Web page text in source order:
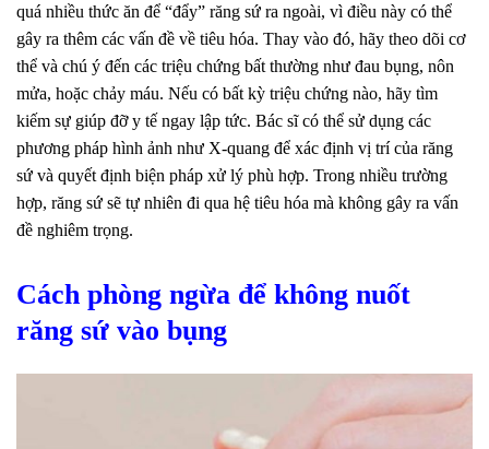
quá nhiều thức ăn để “đẩy” răng sứ ra ngoài, vì điều này có thể
gây ra thêm các vấn đề về tiêu hóa. Thay vào đó, hãy theo dõi cơ
thể và chú ý đến các triệu chứng bất thường như đau bụng, nôn
mửa, hoặc chảy máu. Nếu có bất kỳ triệu chứng nào, hãy tìm
kiếm sự giúp đỡ y tế ngay lập tức. Bác sĩ có thể sử dụng các
phương pháp hình ảnh như X-quang để xác định vị trí của răng
sứ và quyết định biện pháp xử lý phù hợp. Trong nhiều trường
hợp, răng sứ sẽ tự nhiên đi qua hệ tiêu hóa mà không gây ra vấn
đề nghiêm trọng.
Cách phòng ngừa để không nuốt
răng sứ vào bụng